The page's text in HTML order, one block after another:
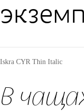
экземп
Iskra CYR Thin Italic
В